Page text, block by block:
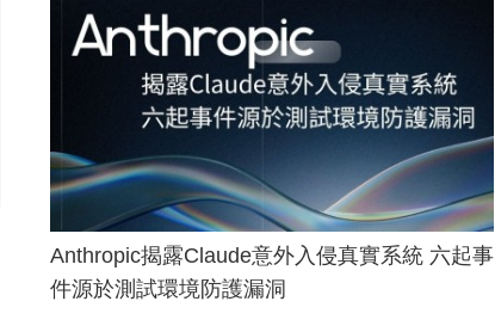
Anthropic揭露Claude意外入侵真實系統 六起事
件源於測試環境防護漏洞